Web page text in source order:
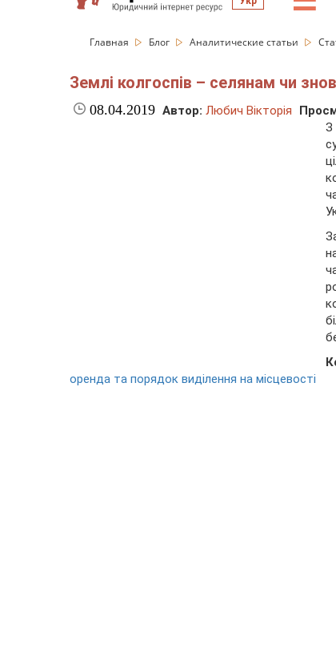
Главная Блог Аналитические статьи
Землі колгоспів – селянам чи
08.04.2019 Автор: Любич Вікторія
З
оренда та порядок виділення на місцевості